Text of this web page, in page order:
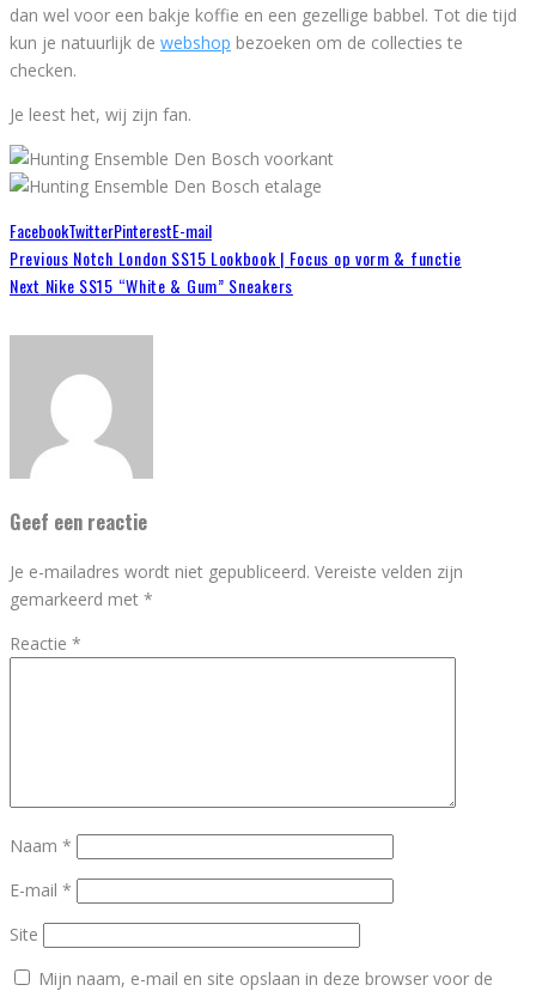
dan wel voor een bakje koffie en een gezellige babbel. Tot die tijd
kun je natuurlijk de webshop bezoeken om de collecties te
checken.
Je leest het, wij zijn fan.
FacebookTwitterPinterestE-mail
Previous Notch London SS15 Lookbook | Focus op vorm & functie
Next Nike SS15 “White & Gum” Sneakers
Geef een reactie
Je e-mailadres wordt niet gepubliceerd. Vereiste velden zijn
gemarkeerd met *
Reactie *
Naam *
E-mail *
Site
Mijn naam, e-mail en site opslaan in deze browser voor de